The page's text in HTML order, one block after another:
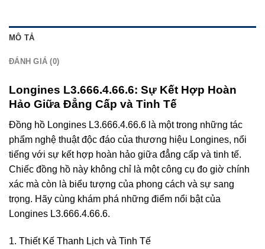
MÔ TẢ
ĐÁNH GIÁ (0)
Longines L3.666.4.66.6: Sự Kết Hợp Hoàn
Hảo Giữa Đẳng Cấp và Tinh Tế
Đồng hồ Longines L3.666.4.66.6 là một trong những tác
phẩm nghệ thuật độc đáo của thương hiệu Longines, nổi
tiếng với sự kết hợp hoàn hảo giữa đẳng cấp và tinh tế.
Chiếc đồng hồ này không chỉ là một công cụ đo giờ chính
xác mà còn là biểu tượng của phong cách và sự sang
trọng. Hãy cùng khám phá những điểm nổi bật của
Longines L3.666.4.66.6.
1. Thiết Kế Thanh Lịch và Tinh Tế